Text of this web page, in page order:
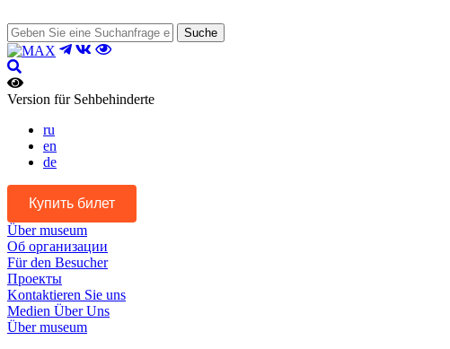
Suche
Version für Sehbehinderte
ru
en
de
Купить билет
Über museum
Об организации
Für den Besucher
Проекты
Kontaktieren Sie uns
Medien Über Uns
Über museum